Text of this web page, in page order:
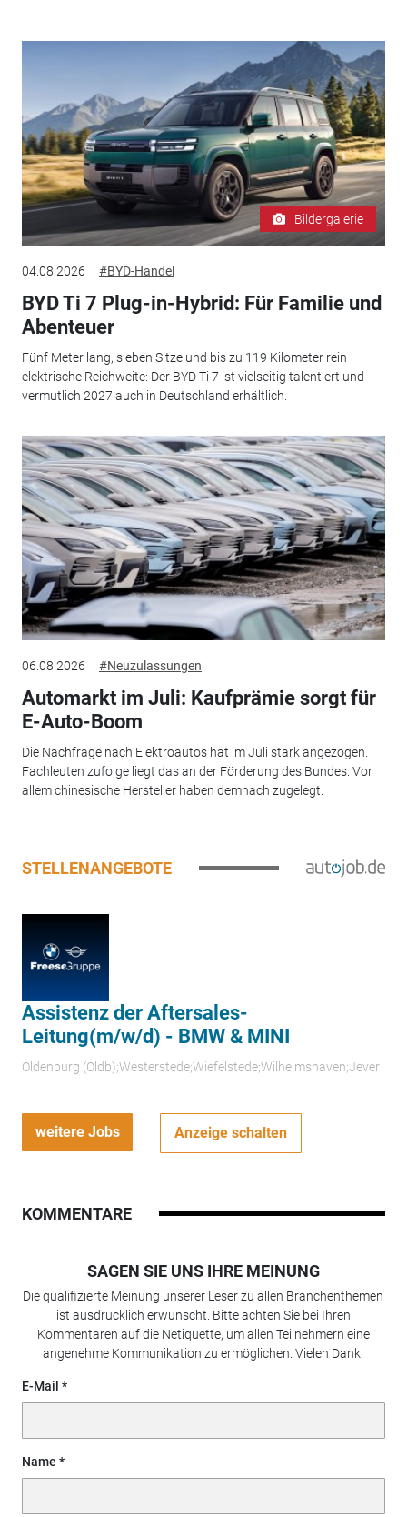
Bildergalerie
04.08.2026 #BYD-Handel
BYD Ti 7 Plug-in-Hybrid: Für Familie und
Abenteuer
Fünf Meter lang, sieben Sitze und bis zu 119 Kilometer rein
elektrische Reichweite: Der BYD Ti 7 ist vielseitig talentiert und
vermutlich 2027 auch in Deutschland erhältlich.
06.08.2026 #Neuzulassungen
Automarkt im Juli: Kaufprämie sorgt für
E-Auto-Boom
Die Nachfrage nach Elektroautos hat im Juli stark angezogen.
Fachleuten zufolge liegt das an der Förderung des Bundes. Vor
allem chinesische Hersteller haben demnach zugelegt.
STELLENANGEBOTE
Assistenz der Aftersales-
Leitung(m/w/d) - BMW & MINI
Oldenburg (Oldb);Westerstede;Wiefelstede;Wilhelmshaven;Jever
weitere Jobs Anzeige schalten
KOMMENTARE
SAGEN SIE UNS IHRE MEINUNG
Die qualifizierte Meinung unserer Leser zu allen Branchenthemen
ist ausdrücklich erwünscht. Bitte achten Sie bei Ihren
Kommentaren auf die Netiquette, um allen Teilnehmern eine
angenehme Kommunikation zu ermöglichen. Vielen Dank!
E-Mail
Name